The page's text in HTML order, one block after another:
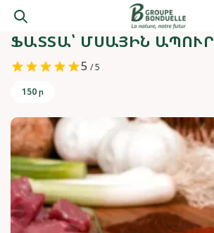
ՖԱՏՏԱ՝ ՄՍԱՅԻՆ ԱՊՈՒՐ
5 / 5
150 ր